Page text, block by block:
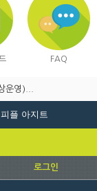
FAQ
운영)...
플 아지트
로그인